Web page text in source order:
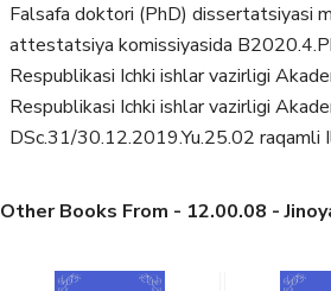
Falsafa doktori (PhD) dissertatsiyasi
attestatsiya komissiyasida
Respublikasi Ichki ishlar vazirligi
Respublikasi Ichki ishlar vazirligi
DSc.31/30.12.2019.Yu.25.02 raqamli
Other Books From - 12.00.08 -